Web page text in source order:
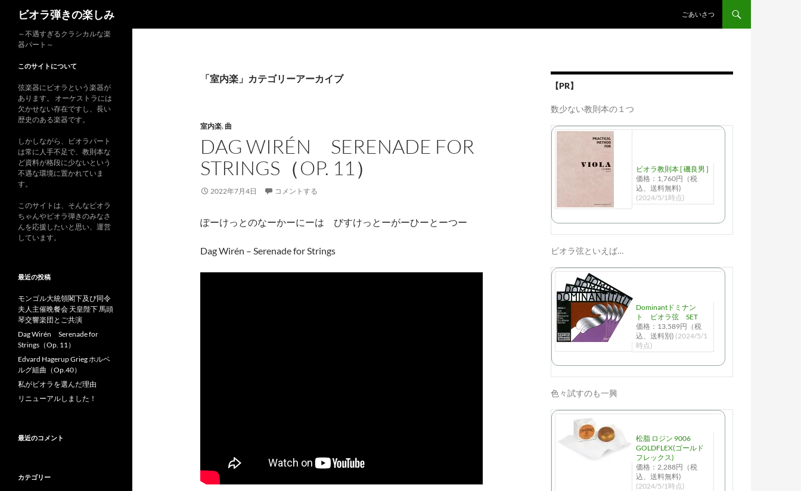
ビオラ弾きの楽しみ ごあいさつ
「室内楽」カテゴリーアーカイブ
室内楽,曲
DAG WIRÉN SERENADE FOR
STRINGS（OP. 11）
2022年7月4日 コメントする
ぽーけっとのなーかーにーは びすけっとーがーひーとーつー
Dag Wirén – Serenade for Strings
【PR】
数少ない教則本の１つ
ビオラ教則本 [ 磯良男 ]
価格：1,760円（税
込、送料無料)
(2024/5/1時点)
ビオラ弦といえば…
Dominantドミナン
ト ビオラ弦 SET
価格：13,589円（税
込、送料別) (2024/5/1
時点)
色々試すのも一興
松脂 ロジン 9006
GOLDFLEX(ゴールド
フレックス)
価格：2,288円（税
込、送料無料)
(2024/5/1時点)
～不遇すぎるクラシカルな楽
器パート～
このサイトについて
弦楽器にビオラという楽器が
あります。 オーケストラには
欠かせない存在ですし、長い
歴史のある楽器です。
しかしながら、ビオラパート
は常に人手不足で、教則本な
ど資料が格段に少ないという
不遇な環境に置かれていま
す。
このサイトは、そんなビオラ
ちゃんやビオラ弾きのみなさ
んを応援したいと思い、運営
しています。
最近の投稿
モンゴル大統領閣下及び同令
夫人主催晩餐会 天皇陛下 馬頭
琴交響楽団とご共演
Dag Wirén Serenade for
Strings（Op. 11）
Edvard Hagerup Grieg ホルベ
ルグ組曲（Op.40）
私がビオラを選んだ理由
リニューアルしました！
最近のコメント
カテゴリー